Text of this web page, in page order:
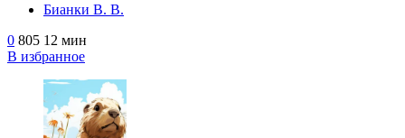
Бианки В. В.
0 805 12 мин
В избранное